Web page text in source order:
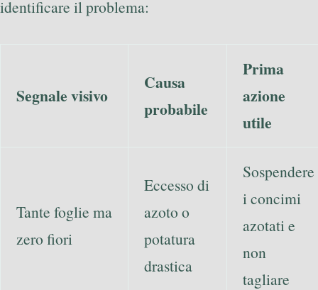
identificare il problema:
Segnale visivo
Causa
probabile
Prima
azione
utile
Tante foglie ma
zero fiori
Eccesso di
azoto o
potatura
drastica
Sospendere
i concimi
azotati e
non
tagliare